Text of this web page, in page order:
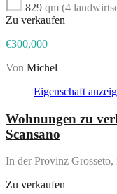
829 qm (4
Zu verkaufen
€300,000
Von Michel
Eigenschaft
Wohnungen zu
Scansano
In der Provinz
Zu verkaufen